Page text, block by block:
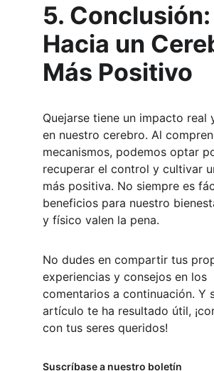
5. Conclusión:
Hacia un
Más Positivo
Quejarse tiene un impacto real
en nuestro cerebro. Al
mecanismos, podemos optar
recuperar el control y cultivar
más positiva. No siempre es
beneficios para nuestro
y físico valen la pena.
No dudes en compartir tus
experiencias y consejos en los
comentarios a continuación. Y
artículo te ha resultado útil,
con tus seres queridos!
Suscríbase a nuestro boletín